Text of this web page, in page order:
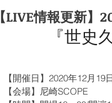
【LIVE情報更新】
『世史
【開催日】2020年12月19
【会場】尼崎SCOPE